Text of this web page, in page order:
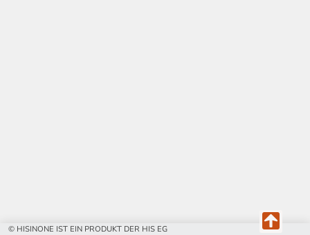
© HISINONE IST EIN PRODUKT DER HIS EG